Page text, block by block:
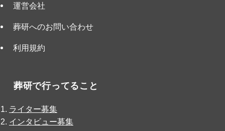
運営会社
葬研へのお問い合わせ
利用規約
葬研で行ってること
ライター募集
インタビュー募集